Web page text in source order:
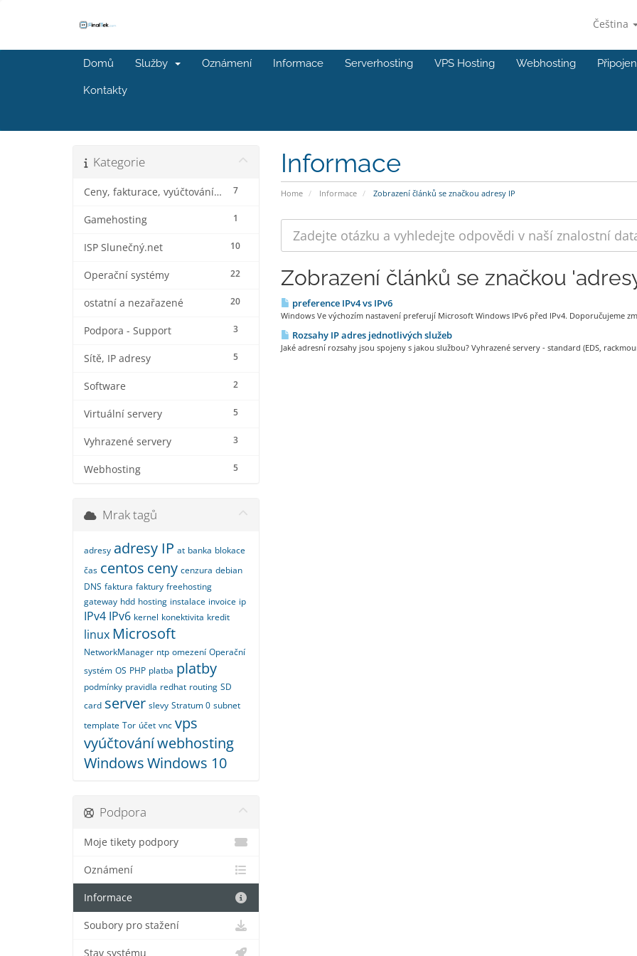
Čeština
Domů Služby Oznámení Informace Serverhosting VPS Hosting Webhosting
Kontakty
Informace
Home Informace Zobrazení článků se značkou adresy IP
Kategorie
7
Ceny, fakturace, vyúčtování a slevy
1
Gamehosting
10
ISP Slunečný.net
22
Operační systémy
20
ostatní a nezařazené
3
Podpora - Support
5
Sítě, IP adresy
2
Software
5
Virtuální servery
3
Vyhrazené servery
5
Webhosting
Zobrazení článků se značkou
preference IPv4 vs IPv6
Windows Ve výchozím nastavení preferují Microsoft Windows IPv6 před IPv4. Doporučujeme
Rozsahy IP adres jednotlivých služeb
Jaké adresní rozsahy jsou spojeny s jakou službou? Vyhrazené servery - standard (EDS,
Mrak tagů
adresy adresy IP at banka blokace
čas centos ceny cenzura debian
DNS faktura faktury freehosting
gateway hdd hosting instalace invoice ip
IPv4 IPv6 kernel konektivita kredit
linux Microsoft
NetworkManager ntp omezení Operační
systém OS PHP platba platby
podmínky pravidla redhat routing SD
card server slevy Stratum 0 subnet
template Tor účet vnc vps
vyúčtováníwebhosting
WindowsWindows 10
Podpora
Moje tikety podpory
Oznámení
Informace
Soubory pro stažení
Stav systému